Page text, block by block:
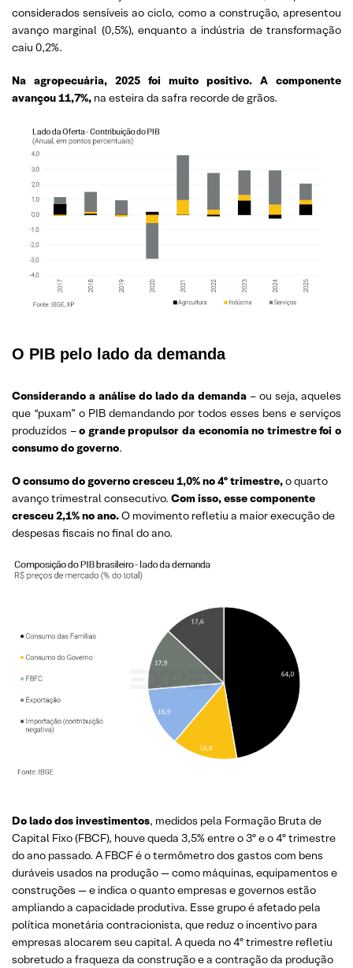
considerados sensíveis ao ciclo, como a construção, apresentou
avanço marginal (0,5%), enquanto a indústria de transformação
caiu 0,2%.
Na agropecuária, 2025 foi muito positivo. A componente
avançou 11,7%, na esteira da safra recorde de grãos.
O PIB pelo lado da demanda
Considerando a análise do lado da demanda – ou seja, aqueles
que “puxam” o PIB demandando por todos esses bens e serviços
produzidos –o grande propulsor da economia no trimestre foi o
consumo do governo.
O consumo do governo cresceu 1,0% no 4º trimestre,o quarto
avanço trimestral consecutivo. Com isso, esse componente
cresceu 2,1% no ano.O movimento refletiu a maior execução de
despesas fiscais no final do ano.
Do lado dos investimentos, medidos pela Formação Bruta de
Capital Fixo (FBCF), houve queda 3,5% entre o 3º e o 4º trimestre
do ano passado. A FBCF é o termômetro dos gastos com bens
duráveis usados na produção — como máquinas, equipamentos e
construções — e indica o quanto empresas e governos estão
ampliando a capacidade produtiva. Esse grupo é afetado pela
política monetária contracionista, que reduz o incentivo para
empresas alocarem seu capital. A queda no 4º trimestre refletiu
sobretudo a fraqueza da construção e a contração da produção